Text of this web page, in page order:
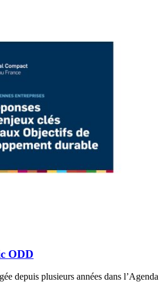
ODD
depuis plusieurs années dans l’Agenda